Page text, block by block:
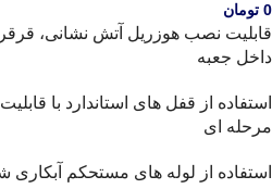
0 تومان
قابلیت نصب هوزریل آتش نشانی،
داخل جعبه
استفاده از قفل های استاندارد با
مرحله ای
استفاده از لوله های مستحکم آبکاری